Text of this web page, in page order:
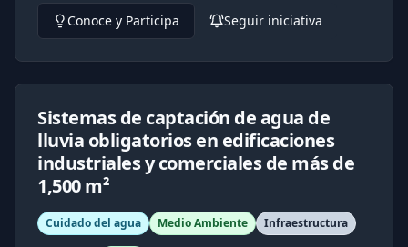
Conoce y Participa Seguir iniciativa
Sistemas de captación de agua de
lluvia obligatorios en edificaciones
industriales y comerciales de más de
1,500 m²
Cuidado del agua Medio Ambiente Infraestructura